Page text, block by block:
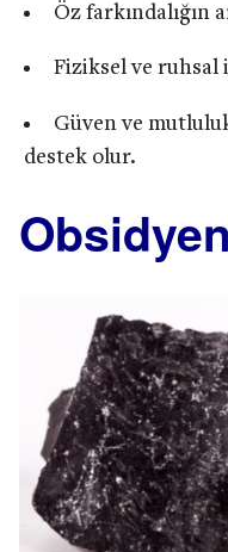
Öz farkındalığın
Fiziksel ve ruhsal
Güven ve
destek olur.
Obsidyen